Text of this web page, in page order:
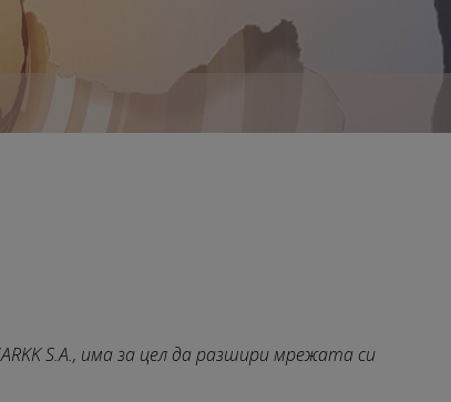
S.A., има за цел да разшири мрежата си